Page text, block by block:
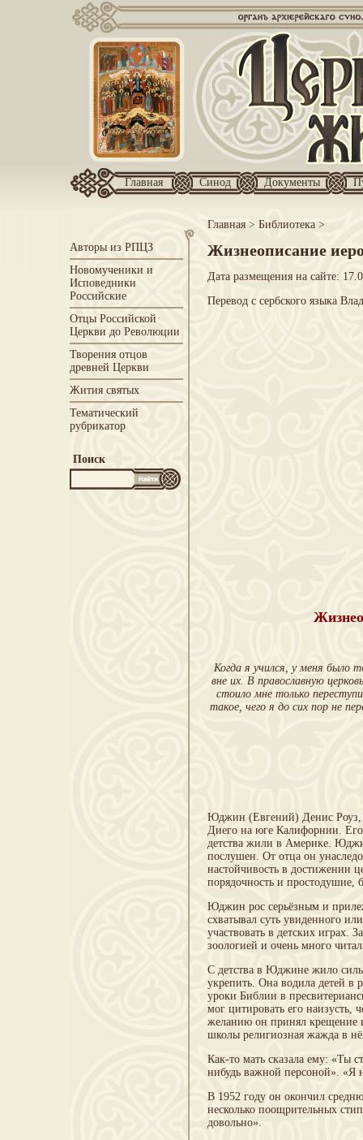
Главная Синод Документы
Главная> Библиотека >
Авторы из РПЦЗ
Новомученики и
Исповедники
Российские
Отцы Российской
Церкви до Революции
Творения отцов
древней Церкви
Жития святых
Тематический
рубрикатор
Поиск
Жизнеописание
Дата размещения на сайте:
Перевод с сербского языка
Когда я учился, у меня было
вне их. В православную
стоило мне только
такое, чего я до сих пор не
Юджин (Евгений) Денис Роуз,
Диего на юге Калифорнии.
детства жили в Америке.
послушен. От отца он
настойчивость в достижении
порядочность и простодушие,
Юджин рос серьёзным и
схватывал суть увиденного
участвовать в детских играх.
зоологией и очень много
С детства в Юджине жило
укрепить. Она водила детей в
уроки Библии в
мог цитировать его наизусть,
желанию он принял крещение
школы религиозная жажда в
Как-то мать сказала ему: «Ты
нибудь важной персоной».
В 1952 году он окончил
несколько поощрительных
довольно».